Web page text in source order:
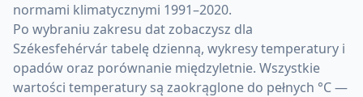
normami klimatycznymi 1991–2020.
Po wybraniu zakresu dat zobaczysz dla
Székesfehérvár tabelę dzienną, wykresy temperatury i
opadów oraz porównanie międzyletnie. Wszystkie
wartości temperatury są zaokrąglone do pełnych °C —